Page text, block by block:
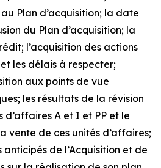
Plan d’acquisition; la date
du Plan d’acquisition; la
l’acquisition des actions
les délais à respecter;
aux points de vue
les résultats de la révision
A et I et PP et le
vente de ces unités d’affaires;
de l’Acquisition et de